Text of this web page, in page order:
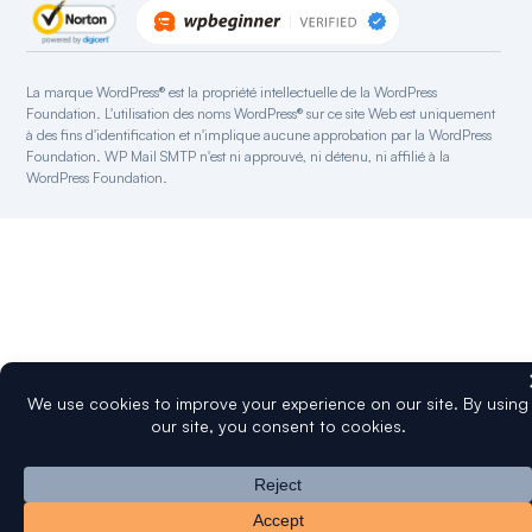
Intégration Sendgrid
Intégration Zoho Mail
Intégration Mandrill
Renvoyer l'intégration
La marque WordPress® est la propriété intellectuelle de la WordPress
Foundation. L'utilisation des noms WordPress® sur ce site Web est uniquement
à des fins d'identification et n'implique aucune approbation par la WordPress
Foundation. WP Mail SMTP n'est ni approuvé, ni détenu, ni affilié à la
WordPress Foundation.